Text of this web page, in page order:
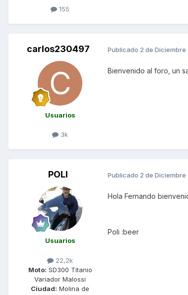
155
carlos230497
Usuarios
3k
Publicado 2 de Diciembre
Bienvenido al foro, un
POLI
Usuarios
22,2k
Moto: SD300 Titanio
Variador Malossi
Ciudad: Molina de
Publicado 2 de Diciembre
Hola Fernando
Poli :beer